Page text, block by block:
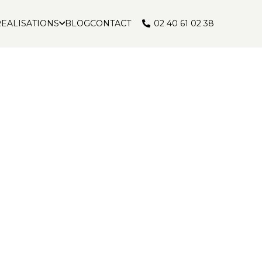
BLOGCONTACT 02 40 61 02 38